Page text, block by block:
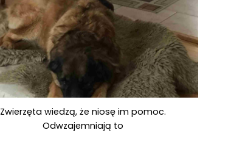
Zwierzęta wiedzą, że niosę im pomoc.
Odwzajemniają to